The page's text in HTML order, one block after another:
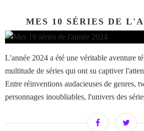
MES 10 SÉRIES DE
L'année 2024 a été une véritable aventure
multitude de séries qui ont su captiver
Entre réinventions audacieuses de genres,
personnages inoubliables, l'univers des